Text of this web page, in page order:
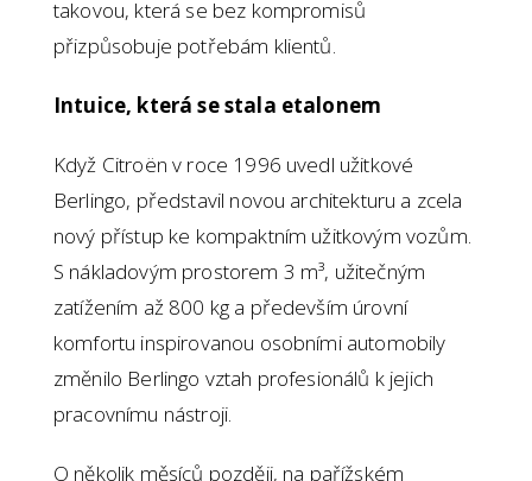
takovou, která se bez kompromisů
přizpůsobuje potřebám klientů.
Intuice, která se stala etalonem
Když Citroën v roce 1996 uvedl užitkové
Berlingo, představil novou architekturu a zcela
nový přístup ke kompaktním užitkovým vozům.
S nákladovým prostorem 3 m³, užitečným
zatížením až 800 kg a především úrovní
komfortu inspirovanou osobními automobily
změnilo Berlingo vztah profesionálů k jejich
pracovnímu nástroji.
O několik měsíců později, na pařížském